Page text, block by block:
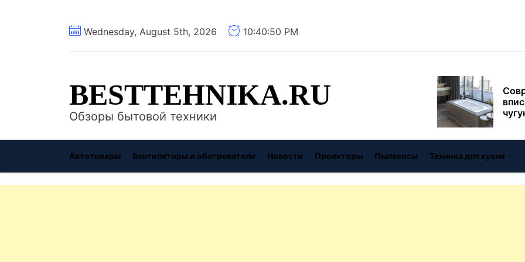
Wednesday, August 5th, 2026 10:40:51 PM
BESTTEHNIKA.RU
Обзоры бытовой техники
Автотовары Вентиляторы и обогреватели Новости Проекторы Пылесосы Техника для кухни